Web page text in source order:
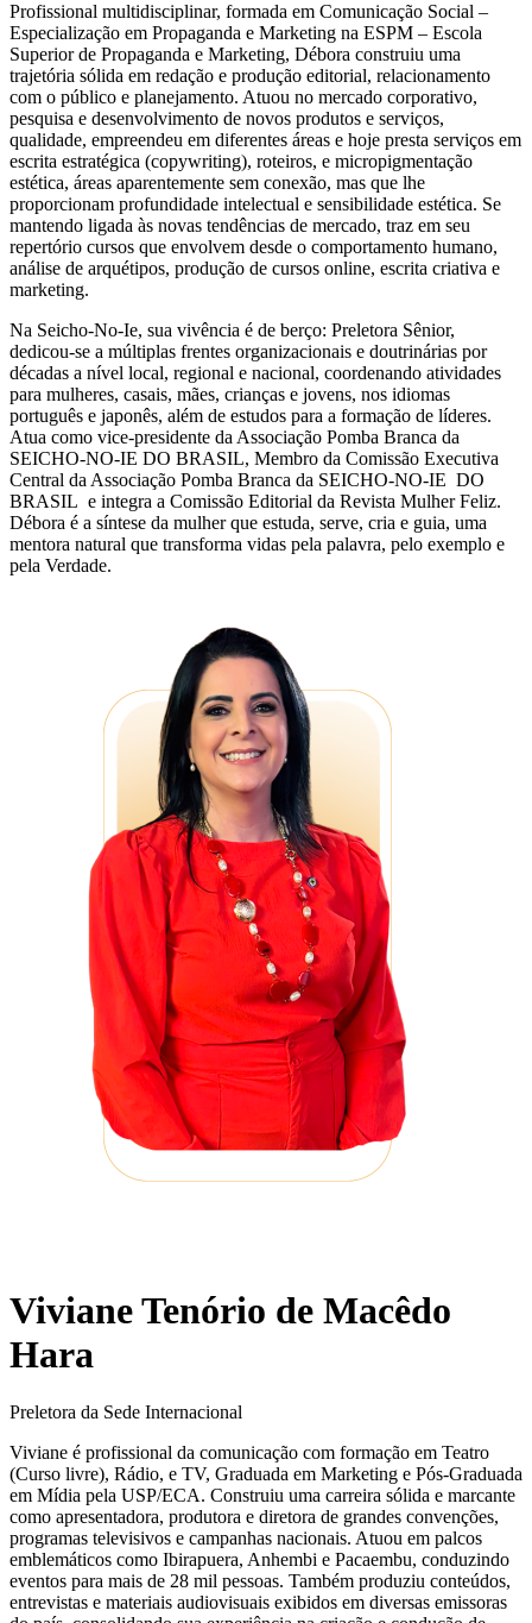
Profissional multidisciplinar, formada em Comunicação Social –
Especialização em Propaganda e Marketing na ESPM – Escola
Superior de Propaganda e Marketing, Débora construiu uma
trajetória sólida em redação e produção editorial, relacionamento
com o público e planejamento. Atuou no mercado corporativo,
pesquisa e desenvolvimento de novos produtos e serviços,
qualidade, empreendeu em diferentes áreas e hoje presta serviços em
escrita estratégica (copywriting), roteiros, e micropigmentação
estética, áreas aparentemente sem conexão, mas que lhe
proporcionam profundidade intelectual e sensibilidade estética. Se
mantendo ligada às novas tendências de mercado, traz em seu
repertório cursos que envolvem desde o comportamento humano,
análise de arquétipos, produção de cursos online, escrita criativa e
marketing.
Na Seicho-No-Ie, sua vivência é de berço: Preletora Sênior,
dedicou-se a múltiplas frentes organizacionais e doutrinárias por
décadas a nível local, regional e nacional, coordenando atividades
para mulheres, casais, mães, crianças e jovens, nos idiomas
português e japonês, além de estudos para a formação de líderes.
Atua como vice-presidente da Associação Pomba Branca da
SEICHO-NO-IE DO BRASIL, Membro da Comissão Executiva
Central da Associação Pomba Branca da SEICHO-NO-IE DO
BRASIL e integra a Comissão Editorial da Revista Mulher Feliz.
Débora é a síntese da mulher que estuda, serve, cria e guia, uma
mentora natural que transforma vidas pela palavra, pelo exemplo e
pela Verdade.
Viviane Tenório de Macêdo
Hara
Preletora da Sede Internacional
Viviane é profissional da comunicação com formação em Teatro
(Curso livre), Rádio, e TV, Graduada em Marketing e Pós-Graduada
em Mídia pela USP/ECA. Construiu uma carreira sólida e marcante
como apresentadora, produtora e diretora de grandes convenções,
programas televisivos e campanhas nacionais. Atuou em palcos
emblemáticos como Ibirapuera, Anhembi e Pacaembu, conduzindo
eventos para mais de 28 mil pessoas. Também produziu conteúdos,
entrevistas e materiais audiovisuais exibidos em diversas emissoras